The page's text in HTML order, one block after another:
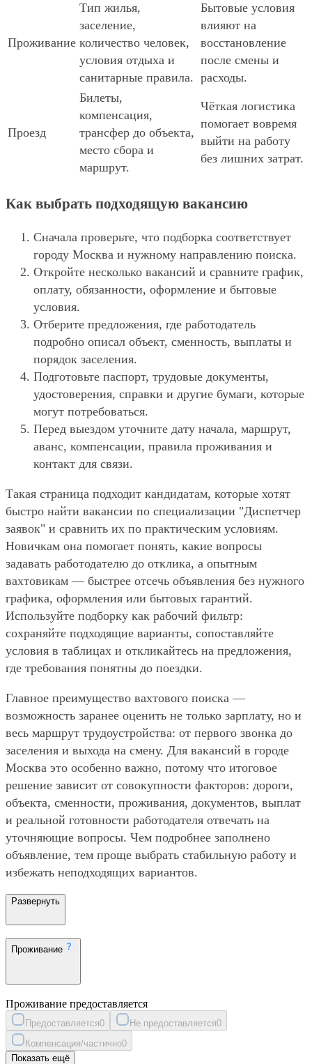
Проживание
Тип жилья,
заселение,
количество человек,
условия отдыха и
санитарные правила.
Бытовые условия
влияют на
восстановление
после смены и
расходы.
Проезд
Билеты,
компенсация,
трансфер до объекта,
место сбора и
маршрут.
Чёткая логистика
помогает вовремя
выйти на работу
без лишних затрат.
Как выбрать подходящую вакансию
Сначала проверьте, что подборка соответствует
городу Москва и нужному направлению поиска.
Откройте несколько вакансий и сравните график,
оплату, обязанности, оформление и бытовые
условия.
Отберите предложения, где работодатель
подробно описал объект, сменность, выплаты и
порядок заселения.
Подготовьте паспорт, трудовые документы,
удостоверения, справки и другие бумаги, которые
могут потребоваться.
Перед выездом уточните дату начала, маршрут,
аванс, компенсации, правила проживания и
контакт для связи.
Такая страница подходит кандидатам, которые хотят
быстро найти вакансии по специализации "Диспетчер
заявок" и сравнить их по практическим условиям.
Новичкам она помогает понять, какие вопросы
задавать работодателю до отклика, а опытным
вахтовикам — быстрее отсечь объявления без нужного
графика, оформления или бытовых гарантий.
Используйте подборку как рабочий фильтр:
сохраняйте подходящие варианты, сопоставляйте
условия в таблицах и откликайтесь на предложения,
где требования понятны до поездки.
Главное преимущество вахтового поиска —
возможность заранее оценить не только зарплату, но и
весь маршрут трудоустройства: от первого звонка до
заселения и выхода на смену. Для вакансий в городе
Москва это особенно важно, потому что итоговое
решение зависит от совокупности факторов: дороги,
объекта, сменности, проживания, документов, выплат
и реальной готовности работодателя отвечать на
уточняющие вопросы. Чем подробнее заполнено
объявление, тем проще выбрать стабильную работу и
избежать неподходящих вариантов.
Развернуть
Проживание
Проживание предоставляется
Предоставляется0 Не предоставляется0
Компенсация/частично0
Показать ещё